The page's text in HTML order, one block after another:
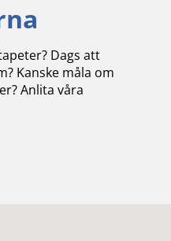
Dags att
Kanske måla om
Anlita våra